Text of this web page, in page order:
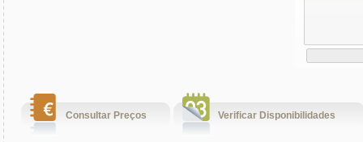
Consultar Preços Verificar Disponibilidades